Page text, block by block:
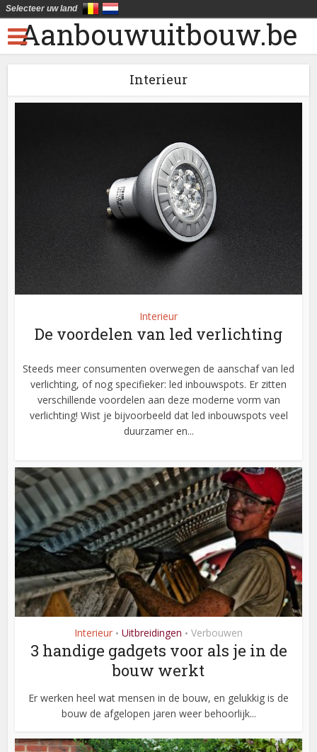
Aanbouwuitbouw.be
Interieur
Interieur
De voordelen van led verlichting
Steeds meer consumenten overwegen de aanschaf van led
verlichting, of nog specifieker: led inbouwspots. Er zitten
verschillende voordelen aan deze moderne vorm van
verlichting! Wist je bijvoorbeeld dat led inbouwspots veel
duurzamer en...
Interieur • Uitbreidingen • Verbouwen
3 handige gadgets voor als je in de
bouw werkt
Er werken heel wat mensen in de bouw, en gelukkig is de
bouw de afgelopen jaren weer behoorlijk...
Selecteer uw land